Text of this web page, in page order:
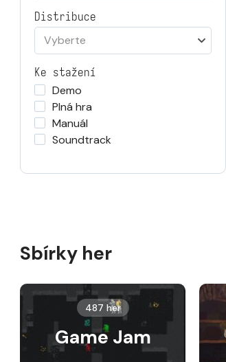
Distribuce
Vyberte
Ke stažení
Demo
Plná hra
Manuál
Soundtrack
Sbírky her
487 her
Game Jam